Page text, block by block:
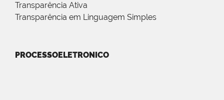
Transparência Ativa
Transparência em Linguagem Simples
PROCESSOELETRONICO